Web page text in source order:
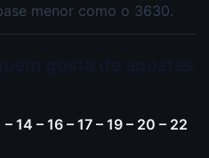
menor como o 3630.
14 – 16 – 17 – 19 – 20 – 22